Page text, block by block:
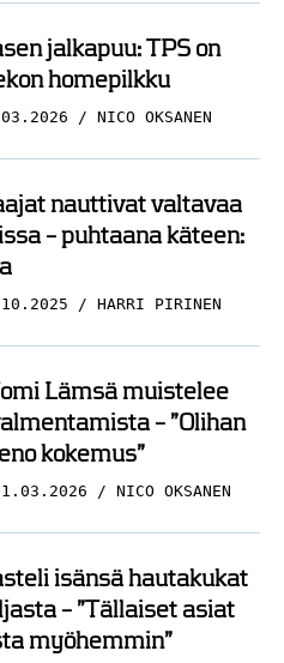
jalkapuu: TPS on
homepilkku
NICO OKSANEN
nauttivat valtavaa
– puhtaana käteen:
HARRI PIRINEN
Lämsä muistelee
– ”Olihan
kokemus”
NICO OKSANEN
isänsä hautakukat
– ”Tällaiset asiat
myöhemmin”